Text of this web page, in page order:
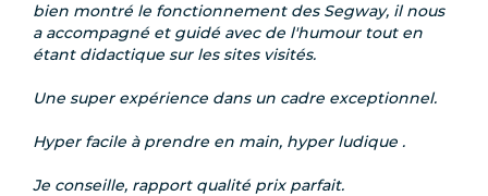
bien montré le fonctionnement des Segway, il nous
a accompagné et guidé avec de l'humour tout en
étant didactique sur les sites visités.
Une super expérience dans un cadre exceptionnel.
Hyper facile à prendre en main, hyper ludique .
Je conseille, rapport qualité prix parfait.